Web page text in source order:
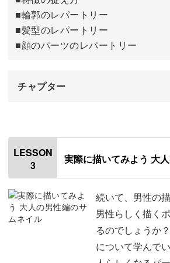
■輪郭のレパートリー
■髪型のレパートリー
■顔のパーツのレパートリー
チャプター
使用材料・道具
特徴の捉え方
輪郭の描き方
髪型の描き方
顔のパーツの描き方
LESSON
3
実際に描いてみよう 大
続いて、男性の
男性らしく描く
るのでしょうか
について学んで